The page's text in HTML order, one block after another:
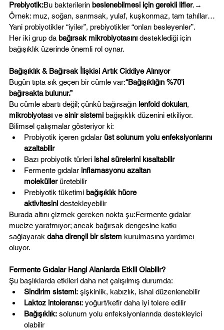
Prebiyotik:Bu bakterilerin beslenebilmesi için gerekli lifler.→
Örnek: muz, soğan, sarımsak, yulaf, kuşkonmaz, tam tahıllar…
Yani probiyotikler “iyiler”, prebiyotikler “onları besleyenler”.
Her iki grup da bağırsak mikrobiyotasını desteklediği için
bağışıklık üzerinde önemli rol oynar.
Bağışıklık & Bağırsak İlişkisi Artık Ciddiye Alınıyor
Bugün tıpta sık geçen bir cümle var:“Bağışıklığın %70’i
bağırsakta bulunur.”
Bu cümle abartı değil; çünkü bağırsağın lenfoid dokuları,
mikrobiyotası ve sinir sistemi bağışıklık düzenini etkiliyor.
Bilimsel çalışmalar gösteriyor ki:
Probiyotik içeren gıdalar üst solunum yolu enfeksiyonlarını
azaltabilir
Bazı probiyotik türleri ishal sürelerini kısaltabilir
Fermente gıdalar inflamasyonu azaltan
moleküller üretebilir
Prebiyotik tüketimi bağışıklık hücre
aktivitesini destekleyebilir
Burada altını çizmek gereken nokta şu:Fermente gıdalar
mucize yaratmıyor; ancak bağırsak dengesine katkı
sağlayarak daha dirençli bir sistem kurulmasına yardımcı
oluyor.
Fermente Gıdalar Hangi Alanlarda Etkili Olabilir?
Şu başlıklarda etkileri daha net çalışılmış durumda:
Sindirim sistemi: şişkinlik, kabızlık, ishal düzenlenebilir
Laktoz intoleransı: yoğurt/kefir daha iyi tolere edilir
Bağışıklık: solunum yolu enfeksiyonlarında destekleyici
olabilir